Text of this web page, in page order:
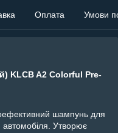
Оплата Умови
KLCB A2 Colorful Pre-
шампунь для
автомобіля. Утворює